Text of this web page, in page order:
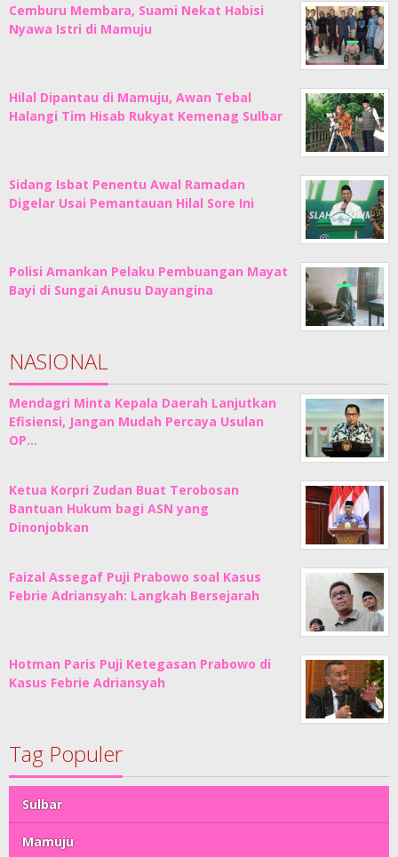
Cemburu Membara, Suami Nekat Habisi
Nyawa Istri di Mamuju
Hilal Dipantau di Mamuju, Awan Tebal
Halangi Tim Hisab Rukyat Kemenag Sulbar
Sidang Isbat Penentu Awal Ramadan
Digelar Usai Pemantauan Hilal Sore Ini
Polisi Amankan Pelaku Pembuangan Mayat
Bayi di Sungai Anusu Dayangina
NASIONAL
Mendagri Minta Kepala Daerah Lanjutkan
Efisiensi, Jangan Mudah Percaya Usulan
OP…
Ketua Korpri Zudan Buat Terobosan
Bantuan Hukum bagi ASN yang
Dinonjobkan
Faizal Assegaf Puji Prabowo soal Kasus
Febrie Adriansyah: Langkah Bersejarah
Hotman Paris Puji Ketegasan Prabowo di
Kasus Febrie Adriansyah
Tag Populer
Sulbar
Mamuju